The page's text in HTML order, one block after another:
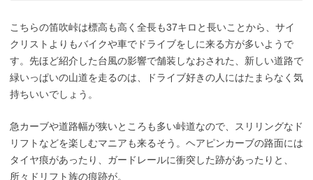
こちらの笛吹峠は標高も高く全長も37キロと長いことから、サイ
クリストよりもバイクや車でドライブをしに来る方が多いようで
す。先ほど紹介した台風の影響で舗装しなおされた、新しい道路で
緑いっぱいの山道を走るのは、ドライブ好きの人にはたまらなく気
持ちいいでしょう。
急カーブや道路幅が狭いところも多い峠道なので、スリリングなド
リフトなどを楽しむマニアも来るそう。ヘアピンカーブの路面には
タイヤ痕があったり、ガードレールに衝突した跡があったりと、
所々ドリフト族の痕跡が。